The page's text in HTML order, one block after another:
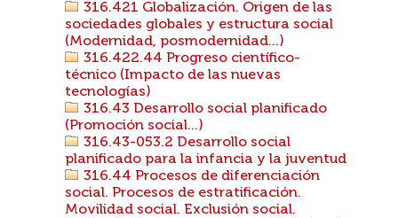
316.421 Globalización. Origen de las
sociedades globales y estructura social
(Modernidad, posmodernidad...)
316.422.44 Progreso científico-
técnico (Impacto de las nuevas
tecnologías)
316.43 Desarrollo social planificado
(Promoción social...)
316.43-053.2 Desarrollo social
planificado para la infancia y la juventud
316.44 Procesos de diferenciación
social. Procesos de estratificación.
Movilidad social. Exclusión social.